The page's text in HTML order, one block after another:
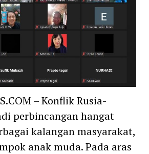
– Konflik Rusia-
perbincangan hangat
kalangan masyarakat,
anak muda. Pada aras